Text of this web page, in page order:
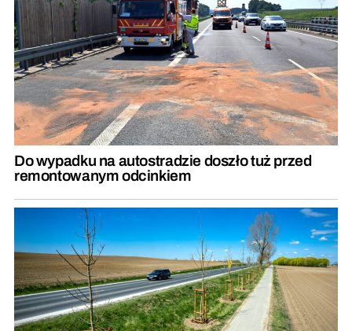
Do wypadku na autostradzie doszło tuż przed
remontowanym odcinkiem